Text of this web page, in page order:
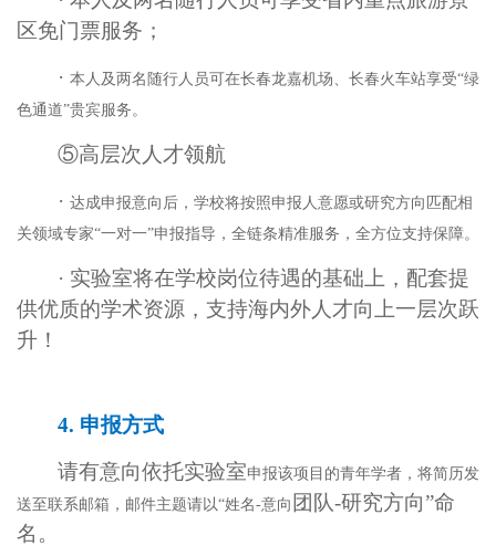
区免门票服务；
· 本人及两名随行人员可在长春龙嘉机场、长春火车站享受“绿
色通道”贵宾服务。
⑤高层次人才领航
· 达成申报意向后，学校将按照申报人意愿或研究方向匹配相
关领域专家“一对一”申报指导，全链条精准服务，全方位支持保障。
· 实验室将在学校岗位待遇的基础上，配套提
供优质的学术资源，支持海内外人才向上一层次跃
升！
4. 申报方式
请有意向依托实验室申报该项目的青年学者，将简历发
送至联系邮箱，邮件主题请以“姓名-意向 团队-研究方向”命
名。